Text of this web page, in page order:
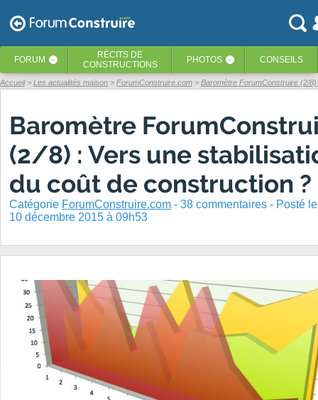
FORUM ‹ RÉCITS DE
CONSTRUCTIONS
PHOTOS ‹ CONSEILS
Accueil Les actualités maison ForumConstruire.com Baromètre ForumConstruire (2/
Baromètre
(2/8) : Vers une
du coût de construction ?
Catégorie ForumConstruire.com - 38 commentaires - Posté
10 décembre 2015 à 09h53